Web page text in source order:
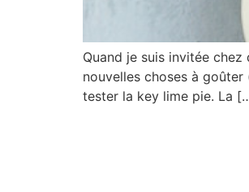
Quand je suis invitée chez
nouvelles choses à goûter
tester la key lime pie. La